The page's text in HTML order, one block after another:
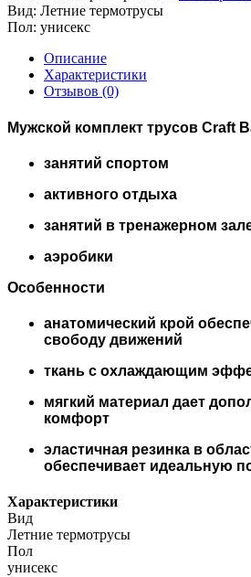
Вид: Летние термотрусы
Пол: унисекс
Описание
Характеристики
Отзывов (0)
Мужской комплект трусов Craft
занятий спортом
активного отдыха
занятий в тренажерном
аэробики
Особенности
анатомический крой
свободу движений
ткань с охлаждающим
мягкий материал дает
комфорт
эластичная резинка в
обеспечивает идеальную
Характеристики
Вид
Летние термотрусы
Пол
унисекс